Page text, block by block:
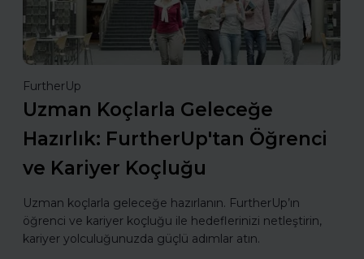
FurtherUp
Uzman Koçlarla Geleceğe
Hazırlık: FurtherUp'tan Öğrenci
ve Kariyer Koçluğu
Uzman koçlarla geleceğe hazırlanın. FurtherUp’ın
öğrenci ve kariyer koçluğu ile hedeflerinizi netleştirin,
kariyer yolculuğunuzda güçlü adımlar atın.